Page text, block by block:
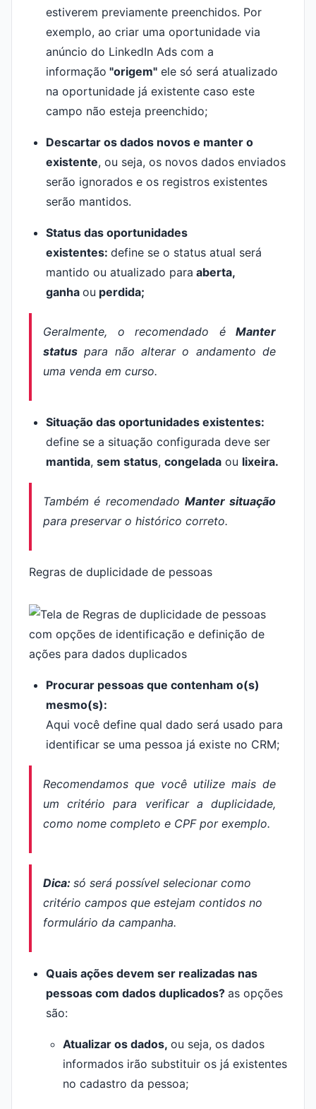
estiverem previamente preenchidos. Por
exemplo, ao criar uma oportunidade via
anúncio do LinkedIn Ads com a
informação "origem" ele só será atualizado
na oportunidade já existente caso este
campo não esteja preenchido;
Descartar os dados novos e manter o
existente, ou seja, os novos dados enviados
serão ignorados e os registros existentes
serão mantidos.
Status das oportunidades
existentes: define se o status atual será
mantido ou atualizado para aberta,
ganha ou perdida;
Geralmente, o recomendado é Manter
status para não alterar o andamento de
uma venda em curso.
Situação das oportunidades existentes:
define se a situação configurada deve ser
mantida, sem status, congelada ou lixeira.
Também é recomendado Manter situação
para preservar o histórico correto.
Regras de duplicidade de pessoas
Procurar pessoas que contenham o(s)
mesmo(s):
Aqui você define qual dado será usado para
identificar se uma pessoa já existe no CRM;
Recomendamos que você utilize mais de
um critério para verificar a duplicidade,
como nome completo e CPF por exemplo.
Dica: só será possível selecionar como
critério campos que estejam contidos no
formulário da campanha.
Quais ações devem ser realizadas nas
pessoas com dados duplicados? as opções
são:
Atualizar os dados, ou seja, os dados
informados irão substituir os já existentes
no cadastro da pessoa;